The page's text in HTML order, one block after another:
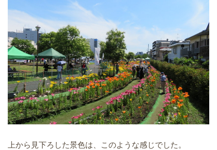
上から見下ろした景色は、このような感じでした。